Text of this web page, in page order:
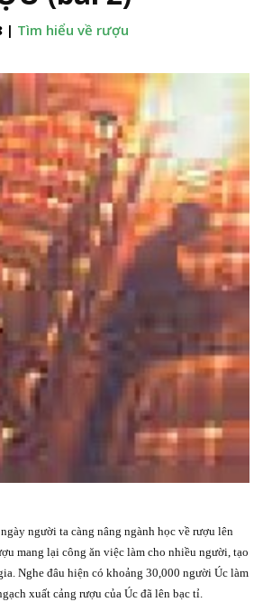
| Tìm hiểu về rượu
người ta càng nâng ngành học về rượu lên
mang lại công ăn việc làm cho nhiều người, tạo
Nghe đâu hiện có khoảng 30,000 người Úc làm
xuất cảng rượu của Úc đã lên bạc tỉ.